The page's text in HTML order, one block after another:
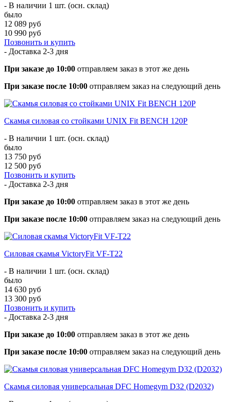
- В наличии 1 шт. (осн. склад)
было
12 089 руб
10 990 руб
Позвонить и купить
- Доставка 2-3 дня
При заказе до 10:00 отправляем заказ в этот же день
При заказе после 10:00 отправляем заказ на следующий день
Скамья силовая со стойками UNIX Fit BENCH 120P
- В наличии 1 шт. (осн. склад)
было
13 750 руб
12 500 руб
Позвонить и купить
- Доставка 2-3 дня
При заказе до 10:00 отправляем заказ в этот же день
При заказе после 10:00 отправляем заказ на следующий день
Силовая скамья VictoryFit VF-T22
- В наличии 1 шт. (осн. склад)
было
14 630 руб
13 300 руб
Позвонить и купить
- Доставка 2-3 дня
При заказе до 10:00 отправляем заказ в этот же день
При заказе после 10:00 отправляем заказ на следующий день
Cкамья силовая универсальная DFC Homegym D32 (D2032)